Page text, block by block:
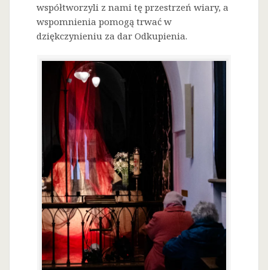
współtworzyli z nami tę przestrzeń wiary, a
wspomnienia pomogą trwać w
dziękczynieniu za dar Odkupienia.